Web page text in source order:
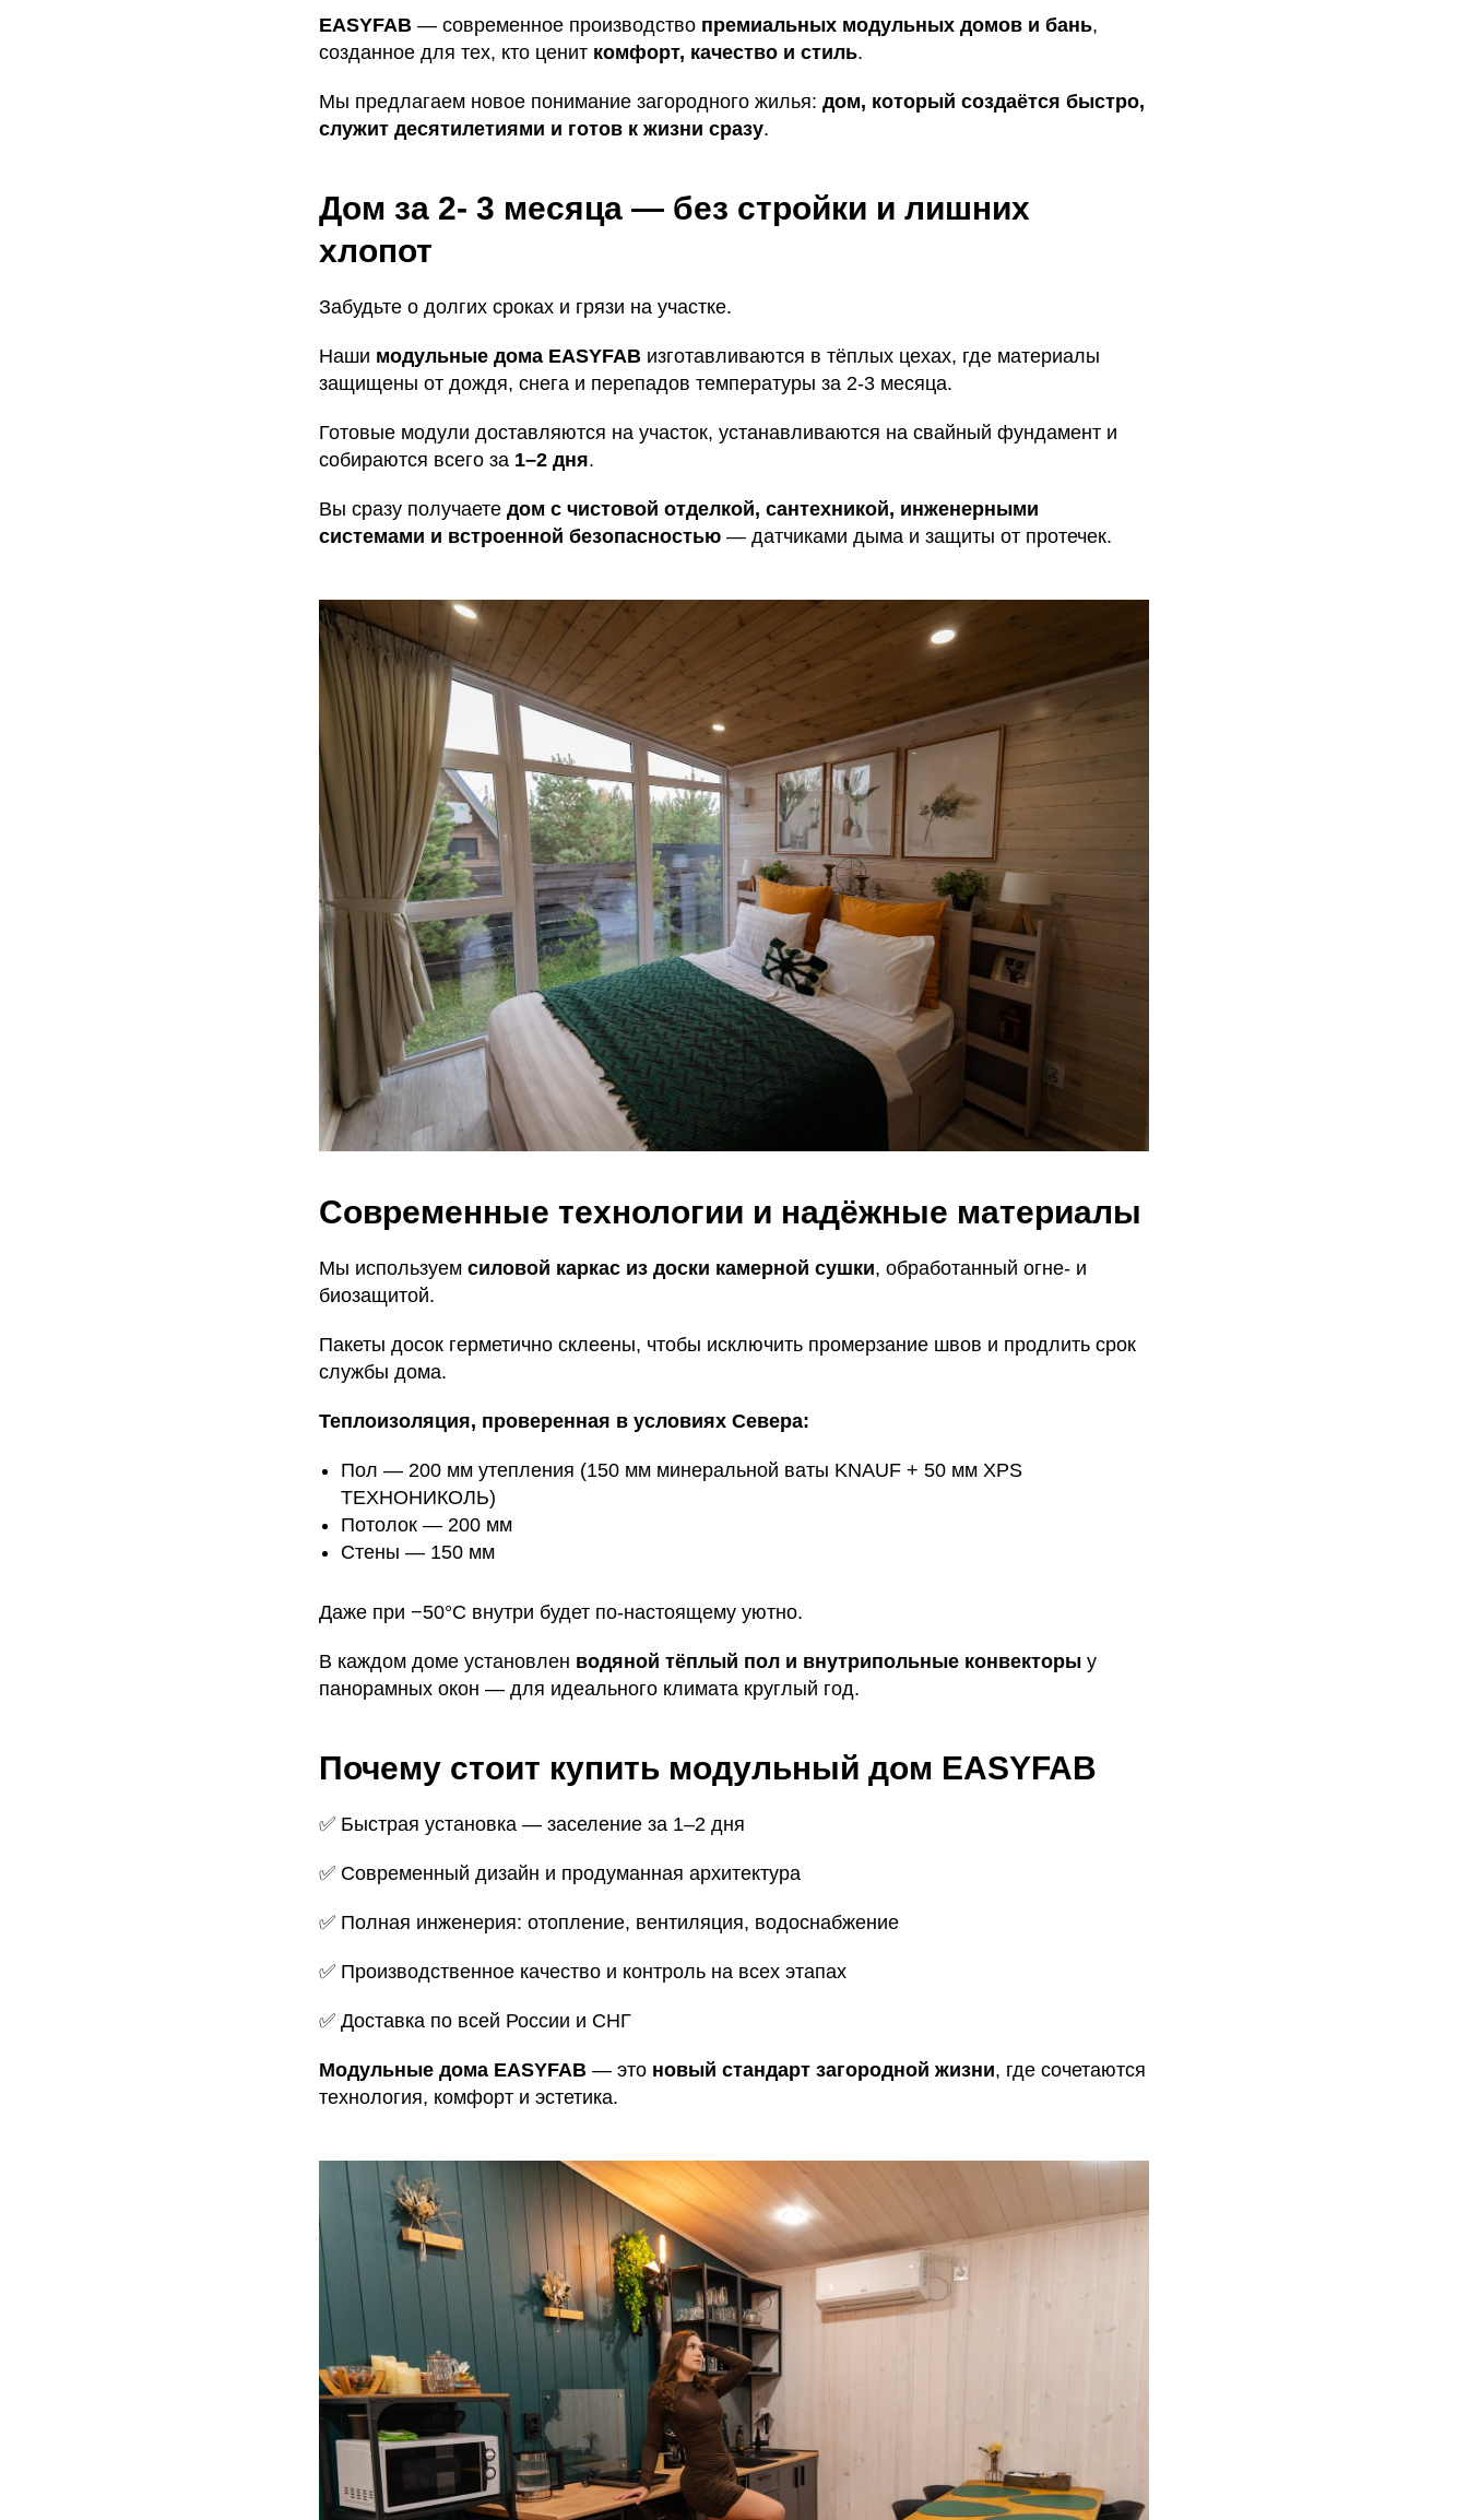
EASYFAB — современное производство премиальных модульных домов и бань,
созданное для тех, кто ценит комфорт, качество и стиль.
Мы предлагаем новое понимание загородного жилья: дом, который создаётся быстро,
служит десятилетиями и готов к жизни сразу.
Дом за 2- 3 месяца — без стройки и лишних
хлопот
Забудьте о долгих сроках и грязи на участке.
Наши модульные дома EASYFAB изготавливаются в тёплых цехах, где материалы
защищены от дождя, снега и перепадов температуры за 2-3 месяца.
Готовые модули доставляются на участок, устанавливаются на свайный фундамент и
собираются всего за 1–2 дня.
Вы сразу получаете дом с чистовой отделкой, сантехникой, инженерными
системами и встроенной безопасностью — датчиками дыма и защиты от протечек.
Современные технологии и надёжные материалы
Мы используем силовой каркас из доски камерной сушки, обработанный огне- и
биозащитой.
Пакеты досок герметично склеены, чтобы исключить промерзание швов и продлить срок
службы дома.
Теплоизоляция, проверенная в условиях Севера:
Пол — 200 мм утепления (150 мм минеральной ваты KNAUF + 50 мм XPS
ТЕХНОНИКОЛЬ)
Потолок — 200 мм
Стены — 150 мм
Даже при −50°C внутри будет по-настоящему уютно.
В каждом доме установлен водяной тёплый пол и внутрипольные конвекторы у
панорамных окон — для идеального климата круглый год.
Почему стоит купить модульный дом EASYFAB
✅ Быстрая установка — заселение за 1–2 дня
✅ Современный дизайн и продуманная архитектура
✅ Полная инженерия: отопление, вентиляция, водоснабжение
✅ Производственное качество и контроль на всех этапах
✅ Доставка по всей России и СНГ
Модульные дома EASYFAB — это новый стандарт загородной жизни, где сочетаются
технология, комфорт и эстетика.